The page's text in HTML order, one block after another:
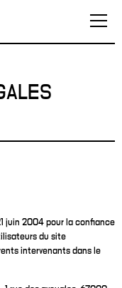
juin 2004 pour la confiance
du site
intervenants dans le